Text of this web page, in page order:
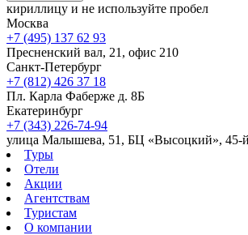
кириллицу и не используйте пробел
Москва
+7 (495) 137 62 93
Пресненский вал, 21, офис 210
Санкт-Петербург
+7 (812) 426 37 18
Пл. Карла Фаберже д. 8Б
Екатеринбург
+7 (343) 226-74-94
улица Малышева, 51, БЦ «Высоцкий», 45-
Туры
Отели
Акции
Агентствам
Туристам
О компании